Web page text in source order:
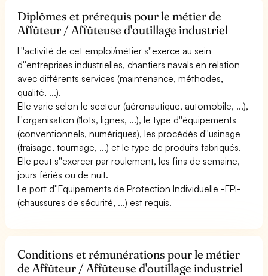
Diplômes et prérequis pour le métier de
Affûteur / Affûteuse d'outillage industriel
L''activité de cet emploi/métier s''exerce au sein
d''entreprises industrielles, chantiers navals en relation
avec différents services (maintenance, méthodes,
qualité, ...).
Elle varie selon le secteur (aéronautique, automobile, ...),
l''organisation (îlots, lignes, ...), le type d''équipements
(conventionnels, numériques), les procédés d''usinage
(fraisage, tournage, ...) et le type de produits fabriqués.
Elle peut s''exercer par roulement, les fins de semaine,
jours fériés ou de nuit.
Le port d''Equipements de Protection Individuelle -EPI-
(chaussures de sécurité, ...) est requis.
Conditions et rémunérations pour le métier
de Affûteur / Affûteuse d'outillage industriel